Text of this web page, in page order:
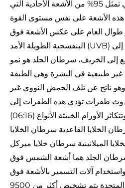
موجودة في كل مكان، وهي تمثل 95% من الأشعة الأحادية التي
الأشعة على نفس مستوى القوة
طوال العام على عكس الأشعة فوق
البنفسجية الطويلة الأمد (UVB) التي تكون فقط من الربيع إلى
إلى الخريف، سرطان الجلد هو نمو
غير طبيعية في البشرة وهي الطبقة
وهو ناتج عن تلف الحمض النووي غير
طفرات تؤدي هذه الطفرات إلى
(06:16) الخلايا التي تتكاثر بسرعة وتتكاثر الأورام الخبيثة الأنواع
الخلايا القاعدية سرطان الخلايا
الميلانينية سرطان خلايا ميركل
الجلد هما أشعة الشمس فوق
آلات التسمير بالأشعة فوق
البنفسجية في الولايات المتحدة يتم تشخيص أكثر من 9500